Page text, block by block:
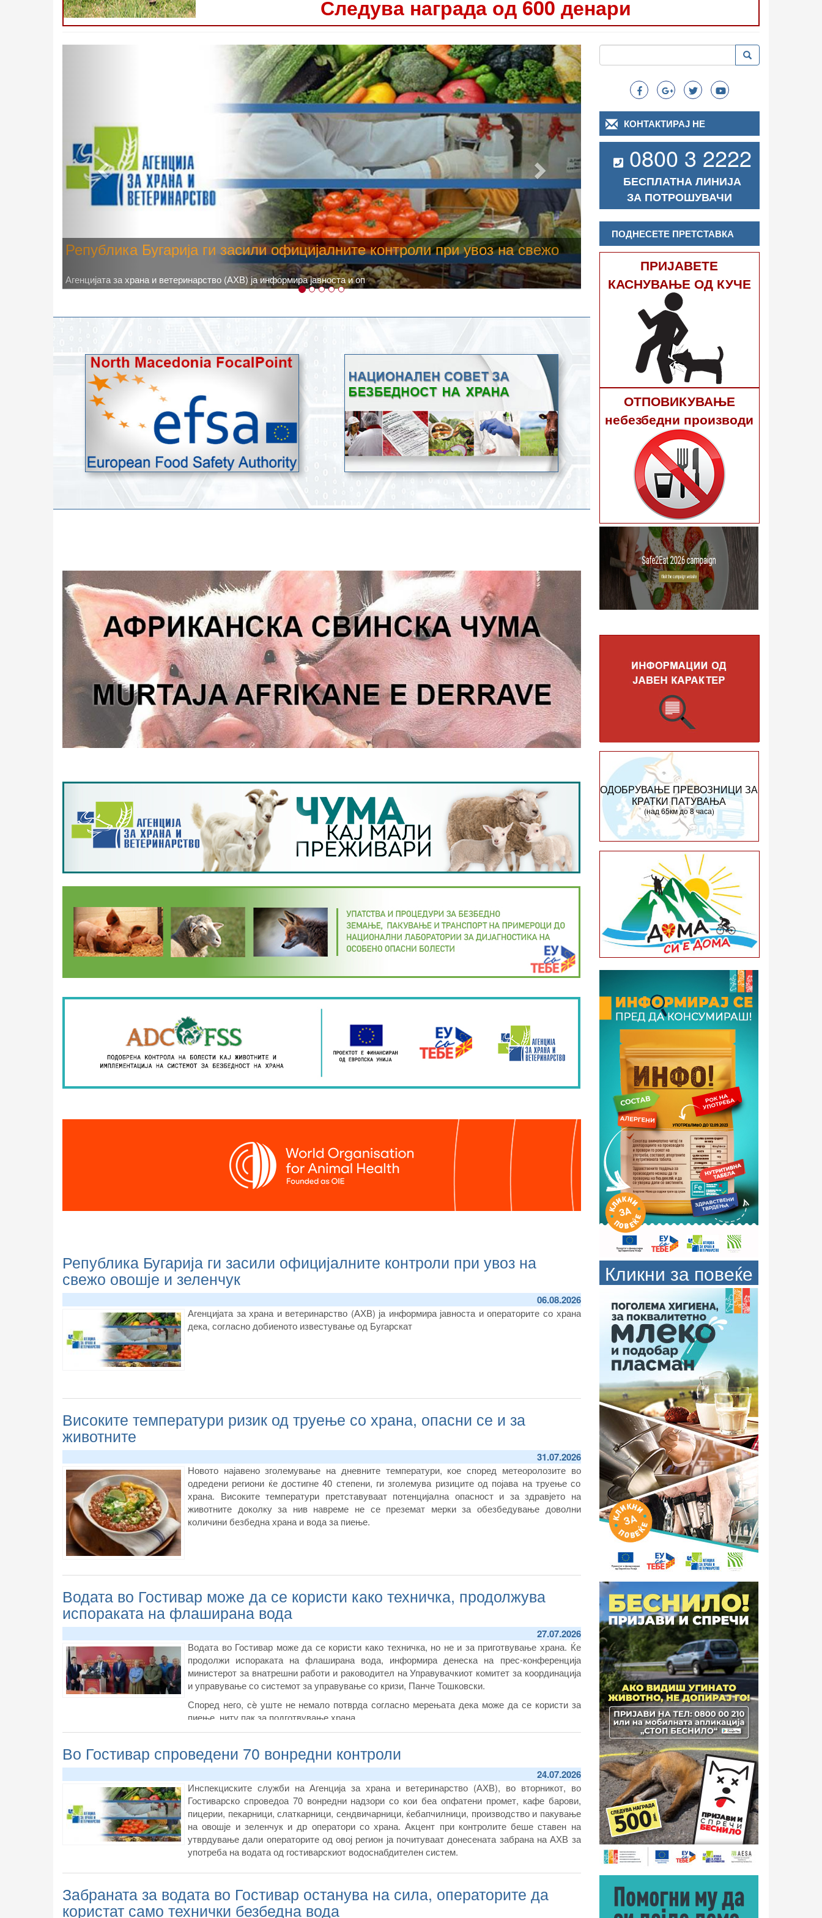
Следува награда од 600 денари
Високите температури ризик од труење со храна, опасни се и за
животните
Новото најавено зголемување на дневните температури, кое според метеоролозите во одредени региони ќе достигне 40
степени, ги зголемува ризиците од појава на труење со храна.
Следно
Република Бугарија ги засили официјалните контроли при увоз на
свежо овошје и зеленчук
06.08.2026
Агенцијата за храна и ветеринарство (АХВ) ја информира јавноста и операторите со храна
дека, согласнодобиеното известување од Бугарскат
Високите температури ризик од труење со храна, опасни се и за
животните
31.07.2026
Новото најавено зголемување на дневните температури, кое според метеоролозите во
одредени региони ќе достигне 40 степени, ги зголемува ризиците од појава на труење со
храна. Високите температури претставуваат потенцијална опасност и за здравјето на
животните доколку за нив навреме не се преземат мерки за обезбедување доволни
количини безбедна храна и вода за пиење.
Водата во Гостивар може да се користи како техничка, продолжува
испораката на флаширана вода
27.07.2026
Водата во Гостивар може да се користи како техничка, но не и за приготвување храна. Ќе
продолжи испораката на флаширана вода, информира денеска на прес-конференција
министерот за внатрешни работи и раководител на Управувачкиот комитет за координација
и управување со системот за управување со кризи, Панче Тошковски.
Според него, сè уште не немало потврда согласно мерењата дека може да се користи за
пиење, ниту пак за подготвување храна.
Во Гостивар спроведени 70 вонредни контроли
24.07.2026
Инспекциските служби на Агенција за храна и ветеринарство (АХВ), во вторникот, во
Гостиварско спроведоа 70 вонредни надзори со кои беа опфатени промет, кафе барови,
пицерии, пекарници, слаткарници, сендвичарници, ќебапчилници, производство и пакување
на овошје и зеленчук и др оператори со храна. Акцент при контролите беше ставен на
утврдување дали операторите од овој регион ја почитуваат донесената забрана на АХВ за
употреба на водата од гостиварскиот водоснабдителен систем.
Забраната за водата во Гостивар останува на сила, операторите да
користат само технички безбедна вода
Search
Пребарување Пребарување
КОНТАКТИРАЈ НЕ
0800 3 2222
БЕСПЛАТНА ЛИНИЈА
ЗА ПОТРОШУВАЧИ
ПОДНЕСЕТЕ ПРЕТСТАВКА
ПРИЈАВЕТЕ
КАСНУВАЊЕ ОД КУЧЕ
ОТПОВИКУВАЊЕ
небезбедни производи
ОДОБРУВАЊЕ ПРЕВОЗНИЦИ ЗА
КРАТКИ ПАТУВАЊА
(над 65км до 8 часа)
Кликни за повеќе